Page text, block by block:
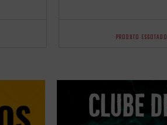
PRODUTO ESGOTADO